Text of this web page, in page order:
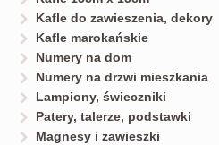
Kafle do zawieszenia, dekory
Kafle marokańskie
Numery na dom
Numery na drzwi mieszkania
Lampiony, świeczniki
Patery, talerze, podstawki
Magnesy i zawieszki